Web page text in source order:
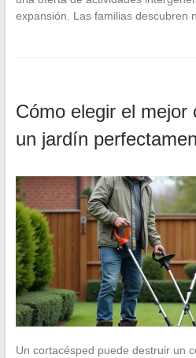
expansión. Las familias descubren
Cómo elegir el mejor
un jardín
Un cortacésped puede destruir un